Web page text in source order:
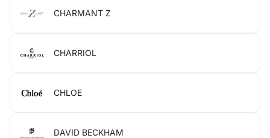
CHARMANT Z
CHARRIOL
CHLOE
DAVID BECKHAM